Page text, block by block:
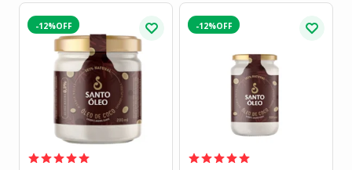
-12% -12%